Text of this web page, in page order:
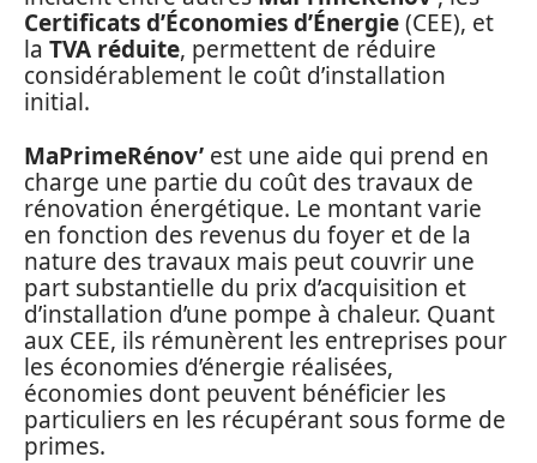
Certificats d’Économies d’Énergie(CEE), et
la TVA réduite, permettent de réduire
considérablement le coût d’installation
initial.
MaPrimeRénov’ est une aide qui prend en
charge une partie du coût des travaux de
rénovation énergétique. Le montant varie
en fonction des revenus du foyer et de la
nature des travaux mais peut couvrir une
part substantielle du prix d’acquisition et
d’installation d’une pompe à chaleur. Quant
aux CEE, ils rémunèrent les entreprises pour
les économies d’énergie réalisées,
économies dont peuvent bénéficier les
particuliers en les récupérant sous forme de
primes.